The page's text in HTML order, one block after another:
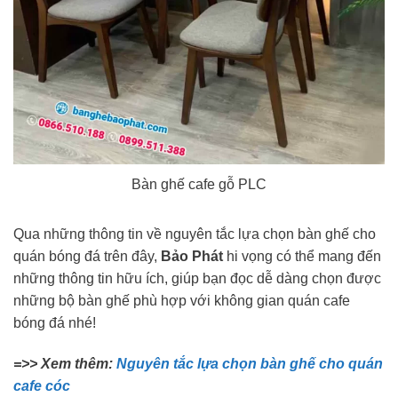
Bàn ghế cafe gỗ PLC
Qua những thông tin về nguyên tắc lựa chọn bàn ghế cho
quán bóng đá trên đây, Bảo Phát hi vọng có thể mang đến
những thông tin hữu ích, giúp bạn đọc dễ dàng chọn được
những bộ bàn ghế phù hợp với không gian quán cafe
bóng đá nhé!
=>> Xem thêm: Nguyên tắc lựa chọn bàn ghế cho quán
cafe cóc